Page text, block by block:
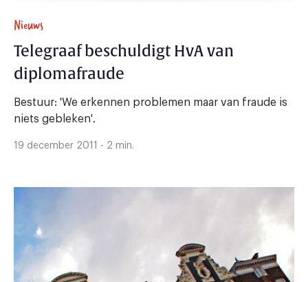
Nieuws
Telegraaf beschuldigt HvA van
diplomafraude
Bestuur: 'We erkennen problemen maar van fraude is
niets gebleken'.
19 december 2011 - 2 min.